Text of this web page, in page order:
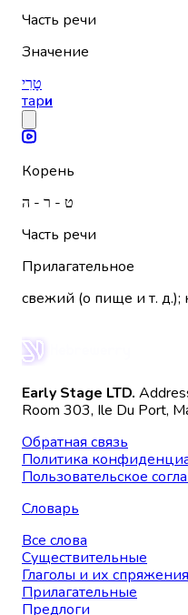
Часть речи
Значение
טָרִי
тари
Корень
ט - ר - ה
Часть речи
Прилагательное
свежий (о пище и т. д.);
Early Stage LTD.
Room 303, Ile Du Port,
Обратная связь
Политика
Пользовательское
Словарь
Все слова
Существительные
Глаголы и их спряжения
Прилагательные
Предлоги